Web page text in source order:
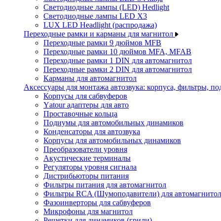
Светодиодные лампы (LED) Hedlight
Светодиодные лампы LED X3
LUX LED Headlight (распродажа)
Переходные рамки и карманы для магнитол
Переходные рамки 9 дюймов MFB
Переходные рамки 10 дюймов MFA, MFAB
Переходные рамки 1 DIN для автомагнитол
Переходные рамки 2 DIN для автомагнитол
Карманы для автомагнитол
Аксессуары для монтажа автозвука: корпуса, фильтры,
Корпусы для сабвуферов
Yаtour адаптеры для авто
Проставочные кольца
Подиумы для автомобильных динамиков
Конденсаторы для автозвука
Корпусы для автомобильных динамиков
Преобразователи уровня
Акустические терминалы
Регуляторы уровня сигнала
Дистрибьюторы питания
Фильтры питания для автомагнитол
Фильтры RCA (Шумоподавители) для автомагнитол
Фазоинверторы для сабвуферов
Микрофоны для магнитол